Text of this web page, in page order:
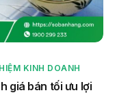
KINH DOANH
giá bán tối ưu lợi